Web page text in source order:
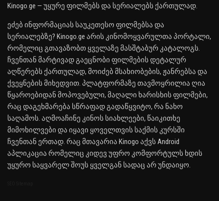
Kinogo.ge — უყურე ფილმებს და სერიალებს ქართულად.
ეძებ ინფორმაციას საუკეთესო ფილმებსა და
სერიალებზე? Kinogo.ge არის კინომოყვარულთა პორტალი,
რომელიც გთავაზობთ ყველაზე მასშტაბურ კატალოგს.
ჩვენთან მარტივად გაეცნობი ფილმების დეტალურ
აღწერებს ქართულად, მოიძებ მსახიობების, ჟანრებსა და
ქვეყნების მიხედვით. პლატფორმაზე თავმოყრილია ღია
წყაროებიდან მოპოვებული, მაღალი ხარისხის ფილმები,
რაც დაგეხმარება სწრაფად გადაწყვიტო, რა ნახო
საღამოს. აღმოაჩინე კინოს სიახლეები, წაიკითხე
მიმოხილვები და იყავი ყოველთვის საქმის კურსში
ჩვენთან ერთად. რაც მთავარია Kinogo აქვს Android
აპლიკაცია რომელიც კიდევ უფრო კომფორტულს ხდის
უყურო საყვარელ შოუს ყველგან სადაც არ უნდაიყო.